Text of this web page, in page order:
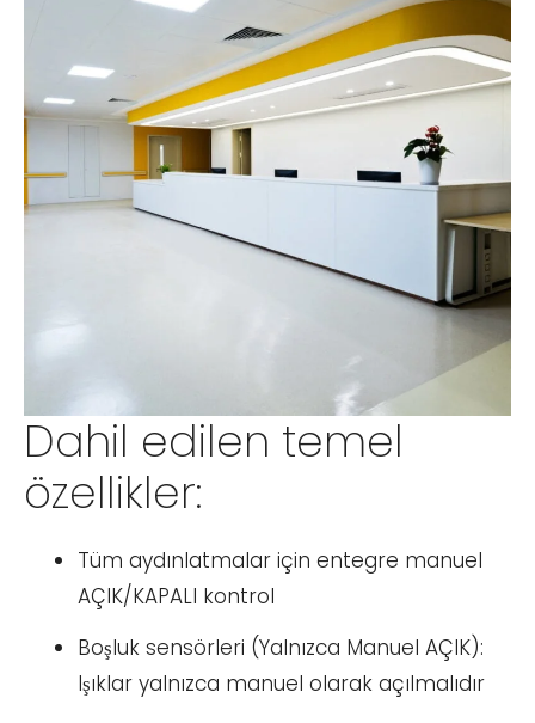
Dahil edilen temel
özellikler:
Tüm aydınlatmalar için entegre manuel
AÇIK/KAPALI kontrol
Boşluk sensörleri (Yalnızca Manuel AÇIK):
Işıklar yalnızca manuel olarak açılmalıdır